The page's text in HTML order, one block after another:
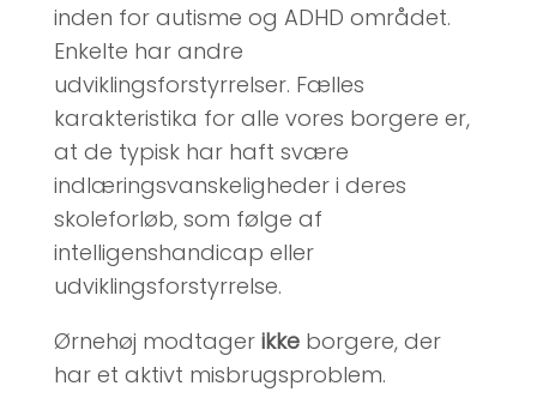
inden for autisme og ADHD området.
Enkelte har andre
udviklingsforstyrrelser. Fælles
karakteristika for alle vores borgere er,
at de typisk har haft svære
indlæringsvanskeligheder i deres
skoleforløb, som følge af
intelligenshandicap eller
udviklingsforstyrrelse.
Ørnehøj modtager ikkeborgere, der
har et aktivt misbrugsproblem.